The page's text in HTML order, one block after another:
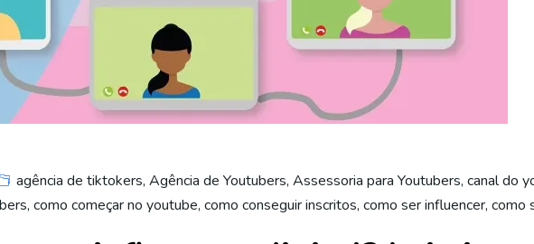
agência de tiktokers, Agência de Youtubers, Assessoria para Youtubers, canal do
, como começar no youtube, como conseguir inscritos, como ser influencer, como